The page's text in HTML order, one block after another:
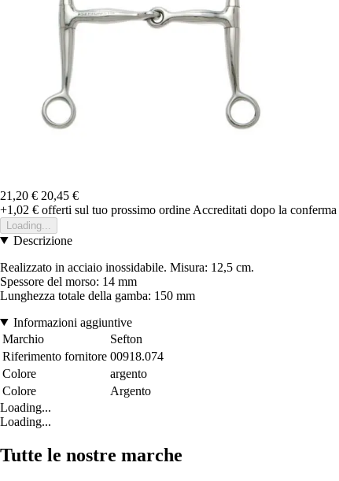
21,20 € 20,45 €
+1,02 € offerti sul tuo prossimo ordine Accreditati dopo la
Loading...
Descrizione
Realizzato in acciaio inossidabile. Misura: 12,5 cm.
Spessore del morso: 14 mm
Lunghezza totale della gamba: 150 mm
Informazioni aggiuntive
Marchio
Sefton
Riferimento fornitore 00918.074
Colore
argento
Colore
Argento
Loading...
Loading...
Tutte le nostre marche